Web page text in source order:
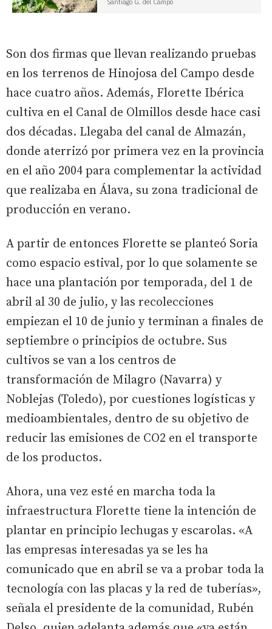
Son dos firmas que llevan realizando pruebas
en los terrenos de Hinojosa del Campo desde
hace cuatro años. Además, Florette Ibérica
cultiva en el Canal de Olmillos desde hace casi
dos décadas. Llegaba del canal de Almazán,
donde aterrizó por primera vez en la provincia
en el año 2004 para complementar la actividad
que realizaba en Álava, su zona tradicional de
producción en verano.
A partir de entonces Florette se planteó Soria
como espacio estival, por lo que solamente se
hace una plantación por temporada, del 1 de
abril al 30 de julio, y las recolecciones
empiezan el 10 de junio y terminan a finales de
septiembre o principios de octubre. Sus
cultivos se van a los centros de
transformación de Milagro (Navarra) y
Noblejas (Toledo), por cuestiones logísticas y
medioambientales, dentro de su objetivo de
reducir las emisiones de CO2 en el transporte
de los productos.
Ahora, una vez esté en marcha toda la
infraestructura Florette tiene la intención de
plantar en principio lechugas y escarolas. «A
las empresas interesadas ya se les ha
comunicado que en abril se va a probar toda la
tecnología con las placas y la red de tuberías»,
señala el presidente de la comunidad, Rubén